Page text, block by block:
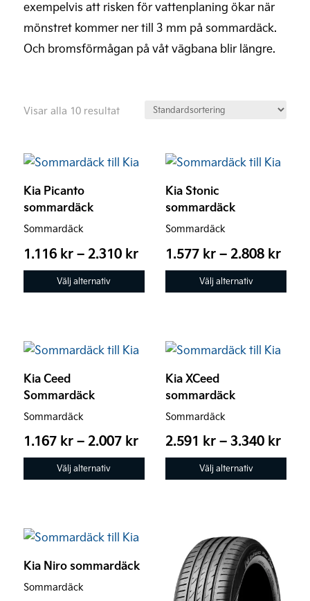
exempelvis att risken för vattenplaning ökar när
mönstret kommer ner till 3 mm på sommardäck.
Och bromsförmågan på våt vägbana blir längre.
Visar alla 10 resultat
Kia Picanto
sommardäck
Sommardäck
1.116 kr – 2.310 krPrisintervall:
1.116 kr
Välj alternativ
Den
produkten
har
flera
varianter.
De
väljas
produktsidan
Kia Stonic
sommardäck
Sommardäck
1.577 kr– 2.808 kr
Välj alternativ
Den
produkten
har
flera
varianter.
De
väljas
produktsidan
Kia Ceed
Sommardäck
Sommardäck
1.167 kr – 2.007 krPrisintervall:
1.167 kr
Välj alternativ
Den
produkten
har
flera
varianter.
De
väljas
produktsidan
Kia XCeed
sommardäck
Sommardäck
2.591 kr–3.340 kr
Välj alternativ
Den
produkten
har
flera
varianter.
De
produktsidan
Kia Niro sommardäck
Sommardäck
Den
produkten
har
produkten
har